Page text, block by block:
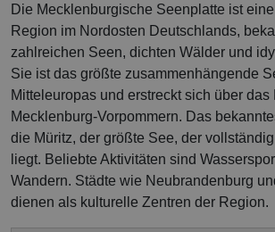
Die Mecklenburgische Seenplatte ist
Region im Nordosten Deutschlands,
zahlreichen Seen, dichten Wälder und
Sie ist das größte zusammenhängende
Mitteleuropas und erstreckt sich über das
Mecklenburg-Vorpommern. Das
die Müritz, der größte See, der
liegt. Beliebte Aktivitäten sind
Wandern. Städte wie Neubrandenburg
dienen als kulturelle Zentren der Region.